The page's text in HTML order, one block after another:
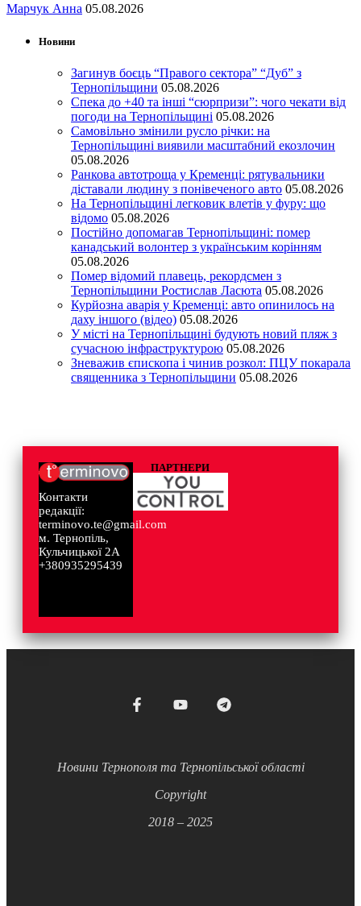
Марчук Анна 05.08.2026
Новини
Загинув боєць “Правого сектора” “Дуб” з
Тернопільщини 05.08.2026
Спека до +40 та інші “сюрпризи”: чого чекати від
погоди на Тернопільщині 05.08.2026
Самовільно змінили русло річки: на
Тернопільщині виявили масштабний екозлочин
05.08.2026
Ранкова автотроща у Кременці: рятувальники
діставали людину з понівеченого авто 05.08.2026
На Тернопільщині легковик влетів у фуру: що
відомо 05.08.2026
Постійно допомагав Тернопільщині: помер
канадський волонтер з українським корінням
05.08.2026
Помер відомий плавець, рекордсмен з
Тернопільщини Ростислав Ласюта 05.08.2026
Курйозна аварія у Кременці: авто опинилось на
даху іншого (відео) 05.08.2026
У місті на Тернопільщині будують новий пляж з
сучасною інфраструктурою 05.08.2026
Зневажив єпископа і чинив розкол: ПЦУ покарала
священника з Тернопільщини 05.08.2026
Контакти
редакції:
terminovo.te@gmail.com
м. Тернопіль,
Кульчицької 2А
+380935295439
ПАРТНЕРИ
Новини Тернополя та Тернопільської області
Copyright
2018 – 2025